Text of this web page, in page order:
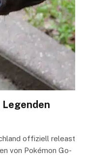
Legenden
offiziell releast
von Pokémon Go-